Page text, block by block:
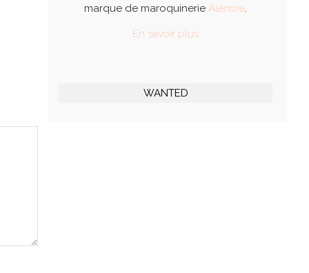
marque de maroquinerieAlénore.
En savoir plus
WANTED